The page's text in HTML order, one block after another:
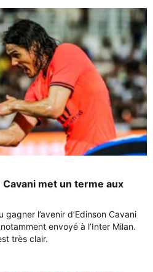
Cavani met un terme aux
l’avenir d’Edinson Cavani
envoyé à l’Inter Milan.
très clair.